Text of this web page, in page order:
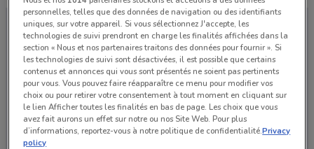
personnelles, telles que des données de navigation ou des identifiants
uniques, sur votre appareil. Si vous sélectionnez J'accepte, les
technologies de suivi prendront en charge les finalités affichées dans la
section « Nous et nos partenaires traitons des données pour fournir ». Si
les technologies de suivi sont désactivées, il est possible que certains
contenus et annonces qui vous sont présentés ne soient pas pertinents
pour vous. Vous pouvez faire réapparaître ce menu pour modifier vos
choix ou pour retirer votre consentement à tout moment en cliquant sur
le lien Afficher toutes les finalités en bas de page. Les choix que vous
avez fait aurons un effet sur notre ou nos Site Web. Pour plus
d’informations, reportez-vous à notre politique de confidentialité.Privacy
policy